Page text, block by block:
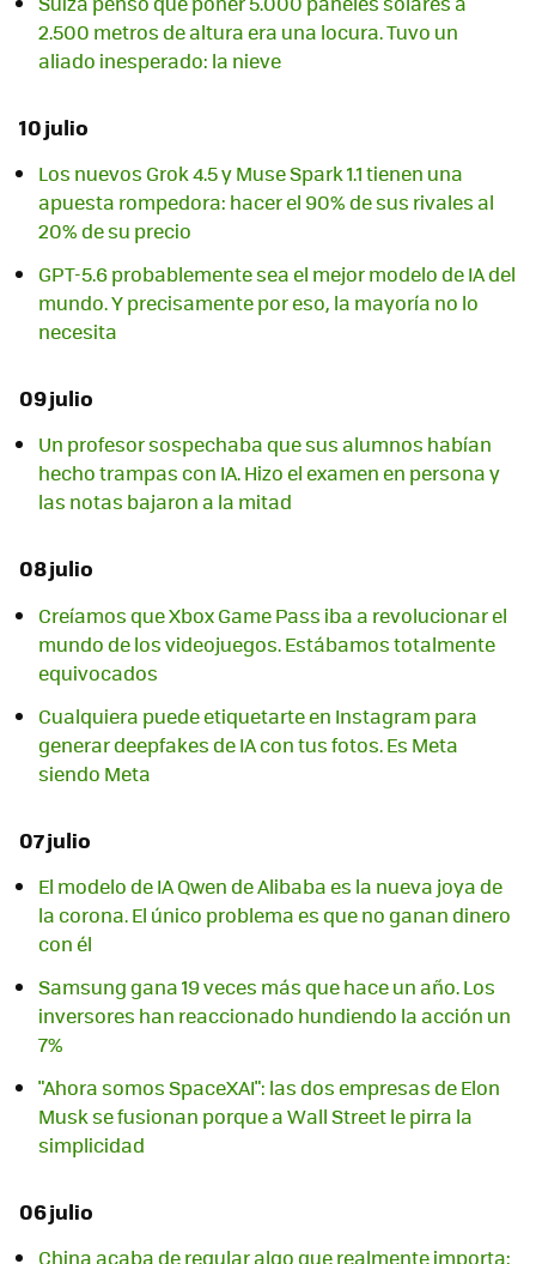
2.500 metros de altura era una locura. Tuvo un
aliado inesperado: la nieve
10 julio
Los nuevos Grok 4.5 y Muse Spark 1.1 tienen una
apuesta rompedora: hacer el 90% de sus rivales al
20% de su precio
GPT-5.6 probablemente sea el mejor modelo de IA del
mundo. Y precisamente por eso, la mayoría no lo
necesita
09 julio
Un profesor sospechaba que sus alumnos habían
hecho trampas con IA. Hizo el examen en persona y
las notas bajaron a la mitad
08 julio
Creíamos que Xbox Game Pass iba a revolucionar el
mundo de los videojuegos. Estábamos totalmente
equivocados
Cualquiera puede etiquetarte en Instagram para
generar deepfakes de IA con tus fotos. Es Meta
siendo Meta
07 julio
El modelo de IA Qwen de Alibaba es la nueva joya de
la corona. El único problema es que no ganan dinero
con él
Samsung gana 19 veces más que hace un año. Los
inversores han reaccionado hundiendo la acción un
7%
"Ahora somos SpaceXAI": las dos empresas de Elon
Musk se fusionan porque a Wall Street le pirra la
simplicidad
06 julio
China acaba de regular algo que realmente importa: